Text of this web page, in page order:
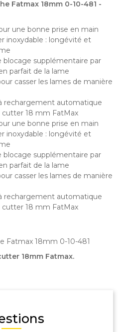
Fatmax 18mm 0-10-481 -
une bonne prise en main
inoxydable : longévité et
blocage supplémentaire par
parfait de la lame
casser les lames de manière
rechargement automatique
cutter 18 mm FatMax
une bonne prise en main
inoxydable : longévité et
blocage supplémentaire par
parfait de la lame
casser les lames de manière
rechargement automatique
cutter 18 mm FatMax
Fatmax 18mm 0-10-481
18mm Fatmax.